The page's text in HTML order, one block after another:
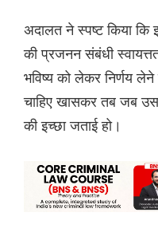
अदालत ने स्पष्ट किया कि
की प्रजनन संबंधी
भविष्य को लेकर निर्णय लेने
चाहिए खासकर तब जब
की इच्छा जताई हो।